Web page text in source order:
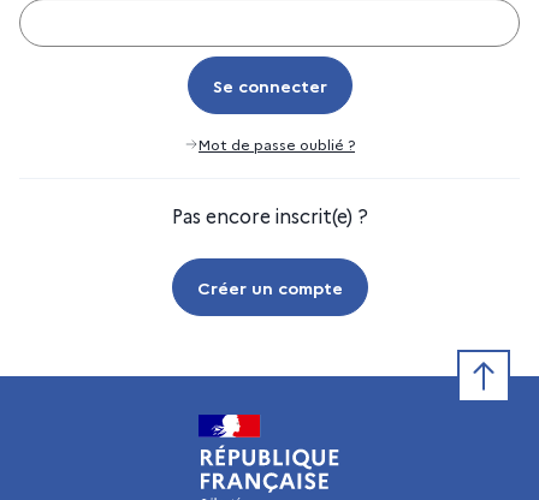
Se connecter
Se connecter
Mot de passe oublié ?
Pas encore inscrit(e) ?
Créer un compte